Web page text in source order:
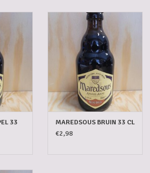
33
MAREDSOUS BRUIN 33 CL
€2,98